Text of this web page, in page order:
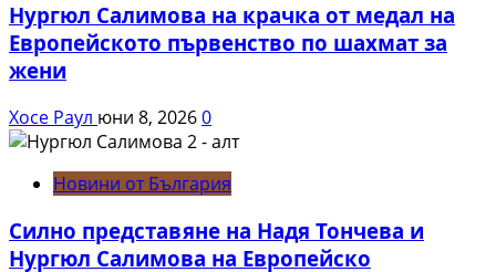
Нургюл Салимова на крачка от медал на
Европейското първенство по шахмат за
жени
Хосе Раул юни 8, 20260
Новини от България
Силно представяне на Надя Тончева и
Нургюл Салимова на Европейско